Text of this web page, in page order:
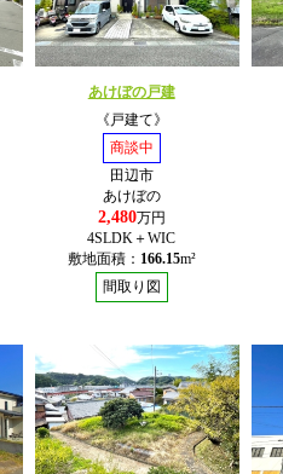
あけぼの戸建
《戸建て》
商談中
田辺市
あけぼの
2,480万円
4SLDK＋WIC
敷地面積： 166.15m²
間取り図